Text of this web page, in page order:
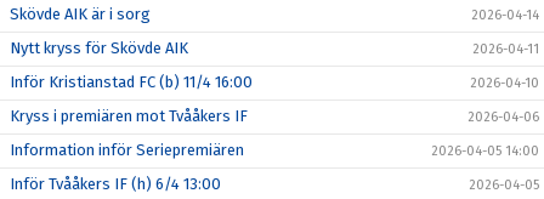
Skövde AIK är i sorg 2026-04-14
Nytt kryss för Skövde AIK 2026-04-11
Inför Kristianstad FC (b) 11/4 16:00 2026-04-10
Kryss i premiären mot Tvååkers IF 2026-04-06
Information inför Seriepremiären 2026-04-05 14:00
Inför Tvååkers IF (h) 6/4 13:00 2026-04-05